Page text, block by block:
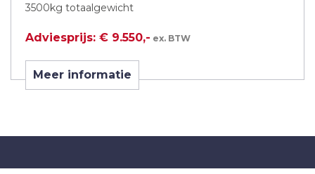
3500kg totaalgewicht
Adviesprijs: € 9.550,- ex. BTW
Meer informatie